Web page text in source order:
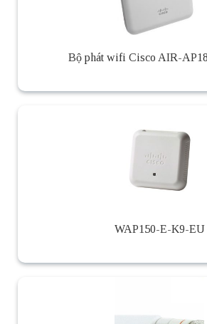
Bộ phát wifi Cisco AIR-
WAP150-E-K9-EU